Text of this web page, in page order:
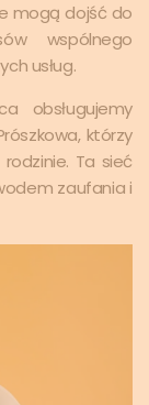
mogą dojść do
wspólnego
usług.
obsługujemy
którzy
Ta sieć
zaufania i